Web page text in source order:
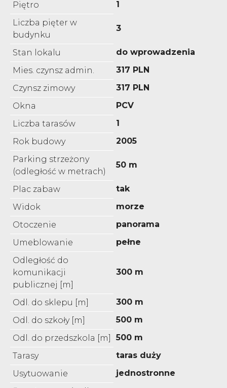
Piętro
1
Liczba pięter w
budynku
3
Stan lokalu
do wprowadzenia
Mies. czynsz admin.
317 PLN
Czynsz zimowy
317 PLN
Okna
PCV
Liczba tarasów
1
Rok budowy
2005
Parking strzeżony
(odległość w metrach)
50 m
Plac zabaw
tak
Widok
morze
Otoczenie
panorama
Umeblowanie
pełne
Odległość do
komunikacji
publicznej [m]
300 m
Odl. do sklepu [m]
300 m
Odl. do szkoły [m]
500 m
Odl. do przedszkola [m]
500 m
Tarasy
taras duży
Usytuowanie
jednostronne